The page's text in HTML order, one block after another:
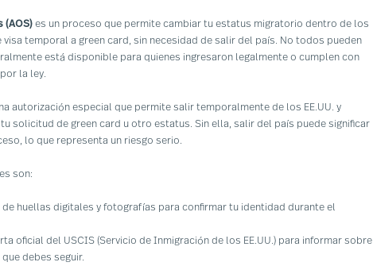
(AOS) es un proceso que permite cambiar tu estatus migratorio dentro de los
visa temporal a green card, sin necesidad de salir del país. No todos pueden
está disponible para quienes ingresaron legalmente o cumplen con
la ley.
autorización especial que permite salir temporalmente de los EE.UU. y
solicitud de green card u otro estatus. Sin ella, salir del país puede significar
lo que representa un riesgo serio.
son:
de huellas digitales y fotografías para confirmar tu identidad durante el
oficial del USCIS (Servicio de Inmigración de los EE.UU.) para informar sobre
debes seguir.